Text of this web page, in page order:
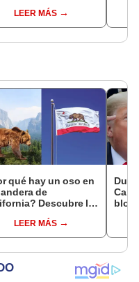
del skip
LEER MÁS
qué hay un oso en
de
Descubre la
cuando
a México y
LEER MÁS
Duro